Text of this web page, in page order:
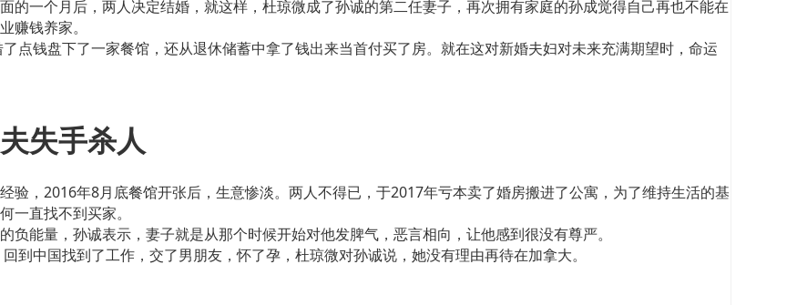
的一个月后，两人决定结婚，就这样，杜琼微成了孙诚的第二任妻子，再次拥有家庭的孙成觉得自己再也不能在
赚钱养家。
点钱盘下了一家餐馆，还从退休储蓄中拿了钱出来当首付买了房。就在这对新婚夫妇对未来充满期望时，命运
失手杀人
验，2016年8月底餐馆开张后，生意惨淡。两人不得已，于2017年亏本卖了婚房搬进了公寓，为了维持生活的基
一直找不到买家。
负能量，孙诚表示，妻子就是从那个时候开始对他发脾气，恶言相向，让他感到很没有尊严。
到中国找到了工作，交了男朋友，怀了孕，杜琼微对孙诚说，她没有理由再待在加拿大。